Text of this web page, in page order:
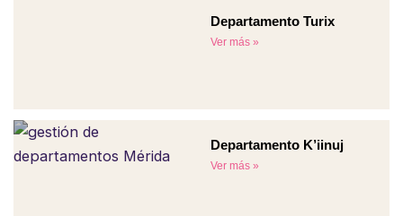
Departamento Turix
Ver más »
Departamento K’iinuj
Ver más »